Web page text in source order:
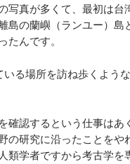
写真が多くて、最初は台
島の蘭嶼（ランユー）島
たんです。
る場所を訪ね歩くよう
確認するという仕事はあ
の研究に沿ったことをや
類学者ですから考古学を